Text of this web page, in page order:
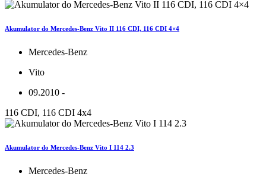
Akumulator do Mercedes-Benz Vito II 116 CDI, 116 CDI 4×4
Mercedes-Benz
Vito
09.2010 -
116 CDI, 116 CDI 4x4
Akumulator do Mercedes-Benz Vito I 114 2.3
Mercedes-Benz